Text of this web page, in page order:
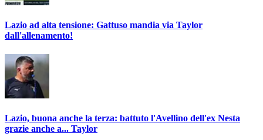
Lazio ad alta tensione: Gattuso mandia via Taylor
dall'allenamento!
Lazio, buona anche la terza: battuto l'Avellino dell'ex Nesta
grazie anche a... Taylor